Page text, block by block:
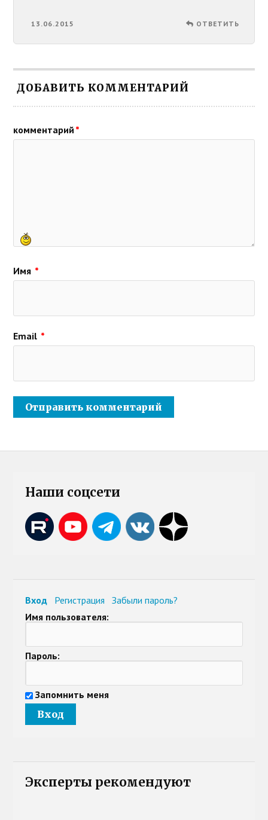
13.06.2015 ОТВЕТИТЬ
ДОБАВИТЬ КОММЕНТАРИЙ
комментарий *
Имя *
Email *
Наши соцсети
Вход Регистрация
Забыли пароль?
Имя пользователя:
Пароль:
Запомнить меня
Эксперты рекомендуют